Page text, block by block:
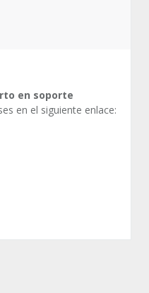
en soporte
en el siguiente enlace: